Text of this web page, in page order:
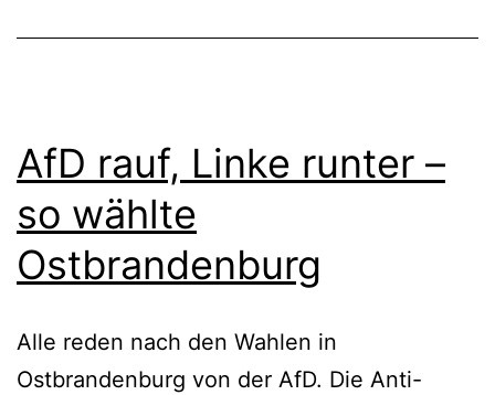
AfD rauf, Linke runter –
so wählte
Ostbrandenburg
Alle reden nach den Wahlen in
Ostbrandenburg von der AfD. Die Anti-